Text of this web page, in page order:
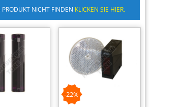
NICHT FINDEN KLICKEN SIE HIER.
-22%